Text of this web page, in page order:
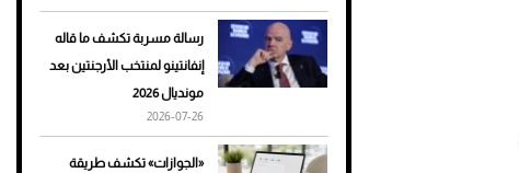
للرجال
رسالة مسربة تكشف ما قاله
إنفانتينو لمنتخب الأرجنتين بعد
مونديال 2026
2026-07-26
«الجوازات» تكشف طريقة